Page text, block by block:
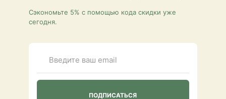
Сэкономьте 5% с помощью кода скидки уже
сегодня.